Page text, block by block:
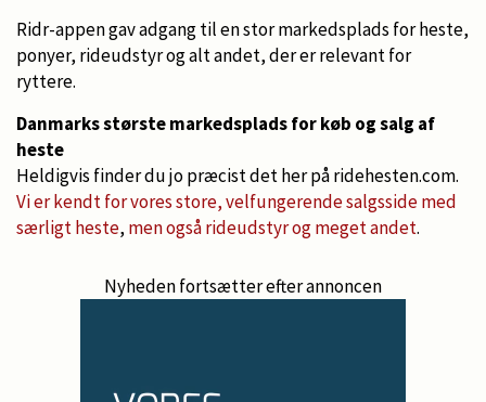
Ridr-appen gav adgang til en stor markedsplads for heste,
ponyer, rideudstyr og alt andet, der er relevant for
ryttere.
Danmarks største markedsplads for køb og salg af
heste
Heldigvis finder du jo præcist det her på ridehesten.com.
Vi er kendt for vores store, velfungerende salgsside med
særligt heste, men også rideudstyr og meget andet.
Nyheden fortsætter efter annoncen